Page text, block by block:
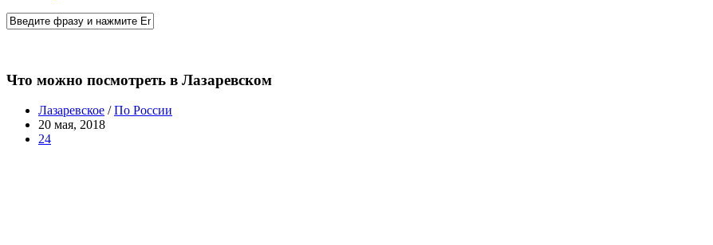
Что можно посмотреть в Лазаревском
Лазаревское /По России
20 мая, 2018
24